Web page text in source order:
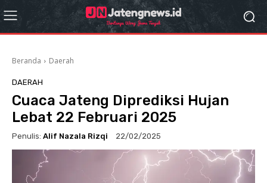
Beranda Daerah
DAERAH
Cuaca Jateng Diprediksi Hujan
Lebat 22 Februari 2025
Penulis: Alif Nazala Rizqi 22/02/2025